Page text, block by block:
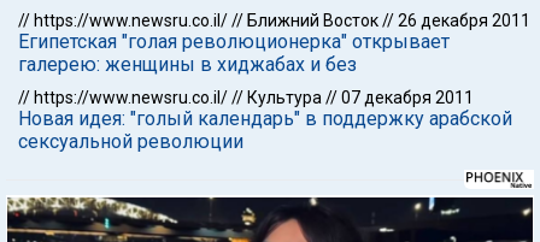
// https://www.newsru.co.il/// Ближний Восток//26 декабря 2011
Египетская "голая революционерка" открывает
галерею: женщины в хиджабах и без
// https://www.newsru.co.il/// Культура //07 декабря 2011
Новая идея: "голый календарь" в поддержку арабской
сексуальной революции